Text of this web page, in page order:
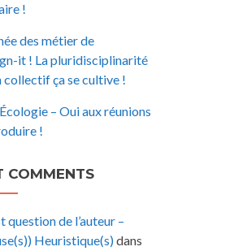
!
des métier de
it ! La pluridisciplinarité
collectif ça se cultive !
– Oui aux réunions
!
COMMENTS
question de l’auteur –
Heuristique(s)dans